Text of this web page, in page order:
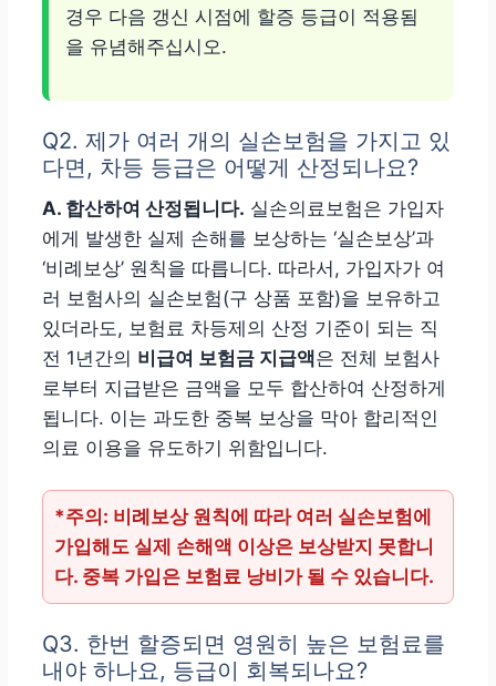
경우 다음 갱신 시점에 할증 등급이 적용됨
을 유념해주십시오.
Q2. 제가 여러 개의 실손보험을 가지고 있
다면, 차등 등급은 어떻게 산정되나요?
A. 합산하여 산정됩니다. 실손의료보험은 가입자
에게 발생한 실제 손해를 보상하는 ‘실손보상’과
‘비례보상’ 원칙을 따릅니다. 따라서, 가입자가 여
러 보험사의 실손보험(구 상품 포함)을 보유하고
있더라도, 보험료 차등제의 산정 기준이 되는 직
전 1년간의 비급여 보험금 지급액은 전체 보험사
로부터 지급받은 금액을 모두 합산하여 산정하게
됩니다. 이는 과도한 중복 보상을 막아 합리적인
의료 이용을 유도하기 위함입니다.
*주의: 비례보상 원칙에 따라 여러 실손보험에
가입해도 실제 손해액 이상은 보상받지 못합니
다. 중복 가입은 보험료 낭비가 될 수 있습니다.
Q3. 한번 할증되면 영원히 높은 보험료를
내야 하나요, 등급이 회복되나요?